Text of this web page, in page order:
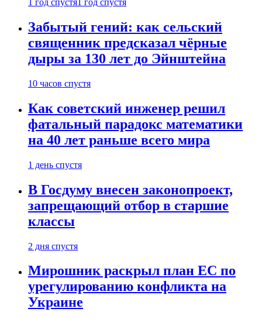
1 год спустя 1 год спустя
Забытый гений: как сельский
священник предсказал чёрные
дыры за 130 лет до Эйнштейна
10 часов спустя
Как советский инженер решил
фатальный парадокс математики
на 40 лет раньше всего мира
1 день спустя
В Госдуму внесен законопроект,
запрещающий отбор в старшие
классы
2 дня спустя
Мирошник раскрыл план ЕС по
урегулированию конфликта на
Украине